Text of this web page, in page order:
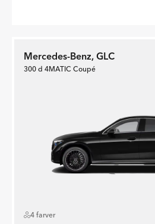
Mercedes-Benz, GLC
300 d 4MATIC Coupé
4 farver